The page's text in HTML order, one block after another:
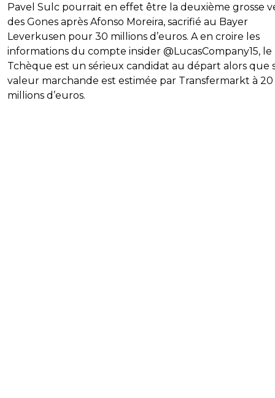
Pavel Sulc pourrait en effet être la deuxième grosse
des Gones après Afonso Moreira, sacrifié au Bayer
Leverkusen pour 30 millions d’euros. A en croire les
informations du compte insider @LucasCompany15, le
Tchèque est un sérieux candidat au départ alors que
valeur marchande est estimée par Transfermarkt à 20
millions d’euros.